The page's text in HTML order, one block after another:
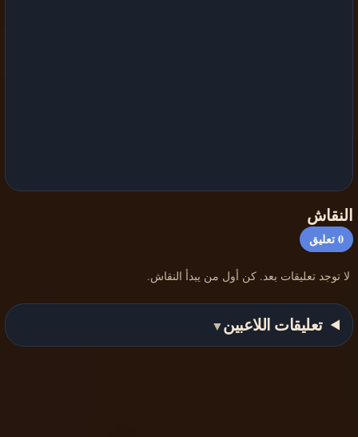
النقاش
0تعليق
لا توجد تعليقات بعد. كن أول من يبدأ النقاش.
تعليقات اللاعبين▼